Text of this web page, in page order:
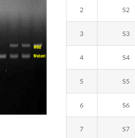
2 S2
3 S3
4 S4
5 S5
6 S6
7 S7